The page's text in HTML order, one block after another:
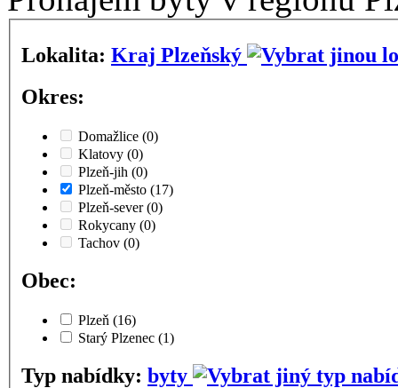
Lokalita:
Kraj Plzeňský
Okres:
Domažlice (0)
Klatovy (0)
Plzeň-jih (0)
Plzeň-město (17)
Plzeň-sever(0)
Rokycany (0)
Tachov (0)
Obec:
Plzeň (16)
Starý Plzenec (1)
Typ nabídky: byty